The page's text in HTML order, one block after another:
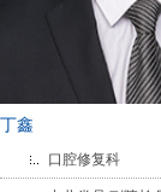
丁鑫
口腔修复科